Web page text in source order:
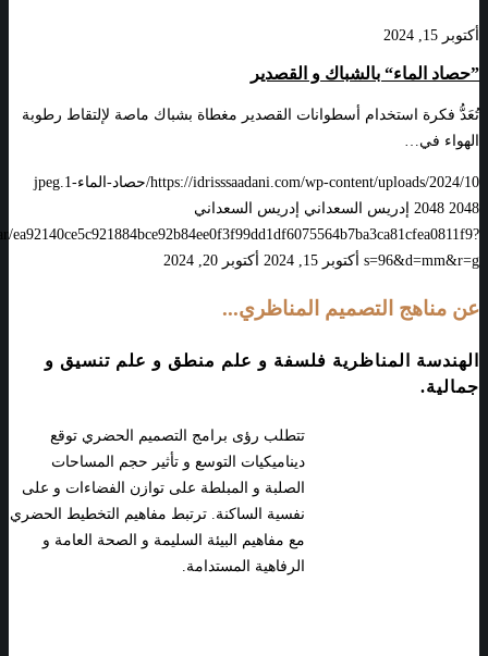
أكتوبر 15, 2024
”حصاد الماء“ بالشباك و القصدير
تُعَدُّ فكرة استخدام أسطوانات القصدير مغطاة بشباك ماصة لإلتقاط رطوبة
الهواء في…
https://idrisssaadani.com/wp-content/uploads/2024/10/حصاد-الماء-1.jpeg
2048 2048 إدريس السعداني إدريس السعداني
ea92140ce5c921884bce92b84ee0f3f99dd1df6075564b7ba3ca81cfea0811f9?
s=96&d=mm&r=g أكتوبر 15, 2024 أكتوبر 20, 2024
عن مناهج التصميم المناظري...
الهندسة المناظرية فلسفة و علم منطق و علم تنسيق و
جمالية.
تتطلب رؤى برامج التصميم الحضري توقع
ديناميكيات التوسع و تأثير حجم المساحات
الصلبة و المبلطة على توازن الفضاءات و على
نفسية الساكنة. ترتبط مفاهيم التخطيط الحضري
مع مفاهيم البيئة السليمة و الصحة العامة و
الرفاهية المستدامة.